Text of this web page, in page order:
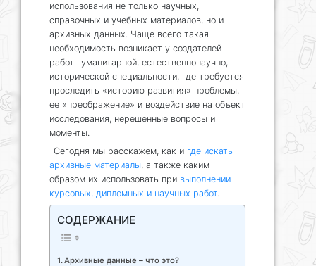
использования не только научных,
справочных и учебных материалов, но и
архивных данных. Чаще всего такая
необходимость возникает у создателей
работ гуманитарной, естественнонаучно,
исторической специальности, где требуется
проследить «историю развития» проблемы,
ее «преображение» и воздействие на объект
исследования, нерешенные вопросы и
моменты.
Сегодня мы расскажем, как и где искать
архивные материалы, а также каким
образом их использовать при выполнении
курсовых, дипломных и научных работ.
СОДЕРЖАНИЕ
Архивные данные – что это?